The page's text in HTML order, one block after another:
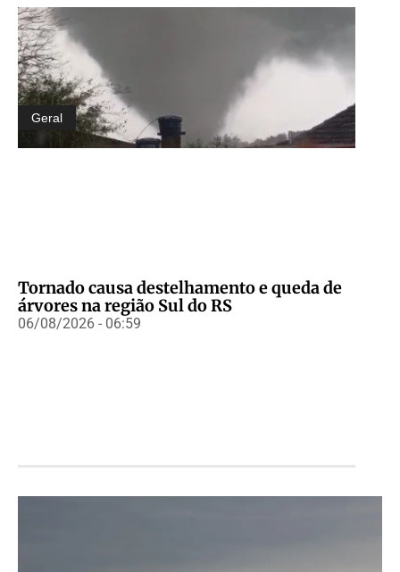
Geral
Tornado causa destelhamento e queda de
árvores na região Sul do RS
06/08/2026 - 06:59